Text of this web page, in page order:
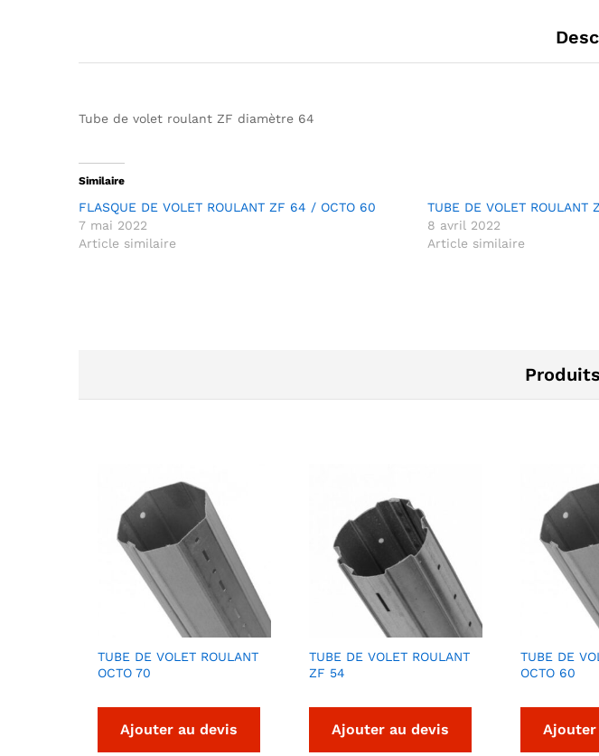
Tube de volet roulant ZF diamètre 64
Similaire
FLASQUE DE VOLET ROULANT ZF 64 / OCTO 60
7 mai 2022
Article similaire
TUBE DE VOLET ROULANT
8 avril 2022
Article similaire
TUBE DE VOLET ROULANT
OCTO 70
TUBE DE VOLET ROULANT
ZF 54
TUBE DE
OCTO 60